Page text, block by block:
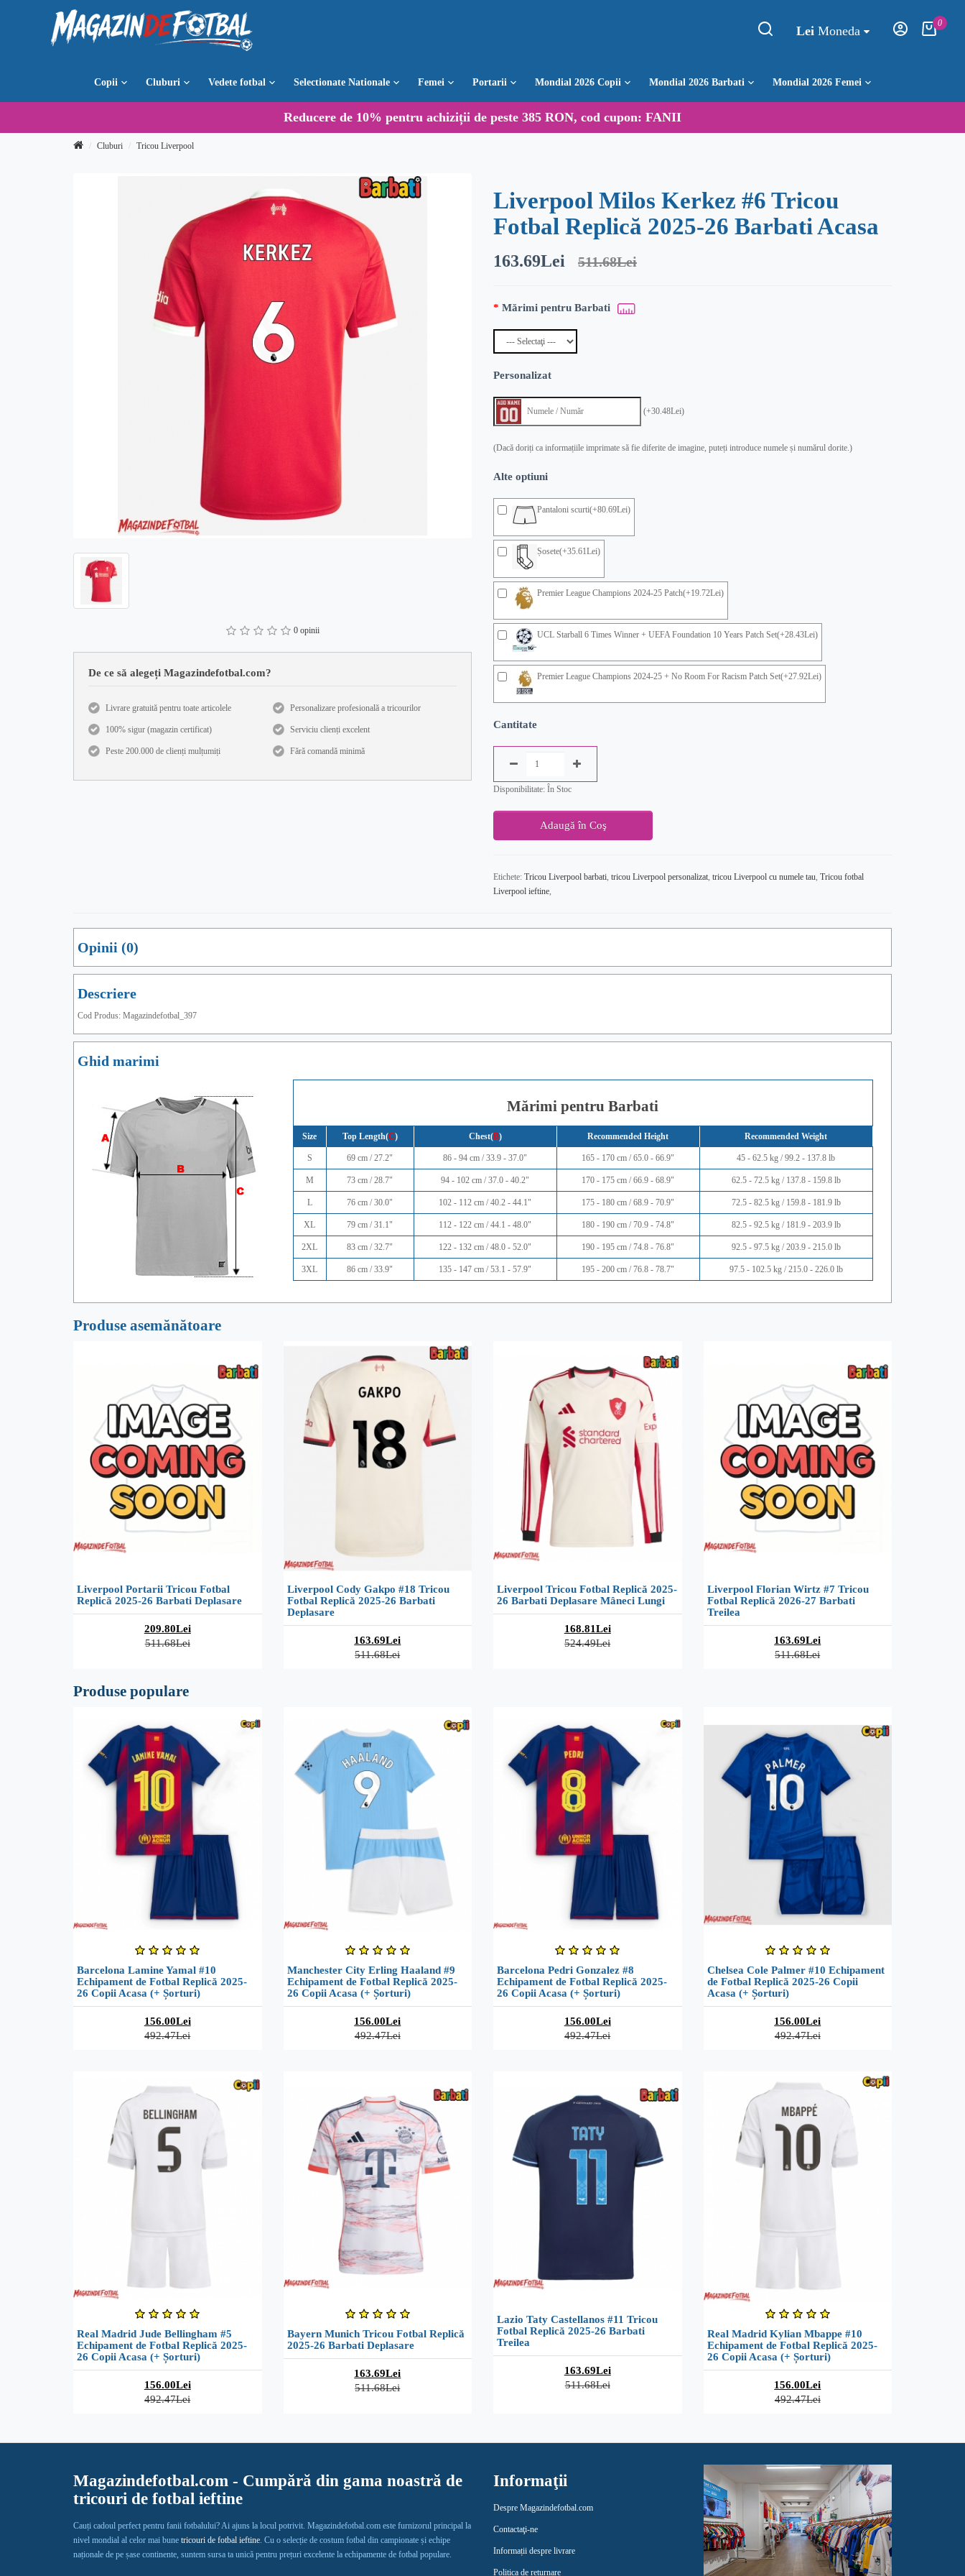
Lei Moneda
0
Copii Cluburi Vedete fotbal Selectionate Nationale Femei Portarii Mondial 2026 Copii Mondial 2026 Barbati Mondial 2026 Femei
Reducere de 10% pentru achiziții de peste 385 RON, cod cupon: FANII
Cluburi Tricou Liverpool
0 opinii
De ce să alegeți Magazindefotbal.com?
Livrare gratuită pentru toate articolele
100% sigur (magazin certificat)
Peste 200.000 de clienți mulțumiți
Personalizare profesională a tricourilor
Serviciu clienți excelent
Fără comandă minimă
Liverpool Milos Kerkez #6 Tricou
Fotbal Replică 2025-26 Barbati Acasa
163.69Lei 511.68Lei
Mărimi pentru Barbati
Personalizat
(+30.48Lei)
(Dacă doriți ca informațiile imprimate să fie diferite de imagine, puteți introduce numele și numărul dorite.)
Alte optiuni
Pantaloni scurti(+80.69Lei)
Șosete(+35.61Lei)
Premier League Champions 2024-25 Patch(+19.72Lei)
UCL Starball 6 Times Winner + UEFA Foundation 10 Years Patch Set(+28.43Lei)
Premier League Champions 2024-25 + No Room For Racism Patch Set(+27.92Lei)
Cantitate
Disponibilitate: În Stoc
Adaugă în Coş
Etichete: Tricou Liverpool barbati, tricou Liverpool personalizat, tricou Liverpool cu numele tau, Tricou fotbal
Liverpool ieftine,
Opinii (0)
Descriere
Cod Produs: Magazindefotbal_397
Ghid marimi
Mărimi pentru Barbati
Size Top Length(C) Chest(B) Recommended Height Recommended Weight
S 69 cm / 27.2" 86 - 94 cm / 33.9 - 37.0" 165 - 170 cm / 65.0 - 66.9" 45 - 62.5 kg / 99.2 - 137.8 lb
M 73 cm / 28.7" 94 - 102 cm / 37.0 - 40.2" 170 - 175 cm / 66.9 - 68.9" 62.5 - 72.5 kg / 137.8 - 159.8 lb
L 76 cm / 30.0" 102 - 112 cm / 40.2 - 44.1" 175 - 180 cm / 68.9 - 70.9" 72.5 - 82.5 kg / 159.8 - 181.9 lb
XL 79 cm / 31.1" 112 - 122 cm / 44.1 - 48.0" 180 - 190 cm / 70.9 - 74.8" 82.5 - 92.5 kg / 181.9 - 203.9 lb
2XL 83 cm / 32.7" 122 - 132 cm / 48.0 - 52.0" 190 - 195 cm / 74.8 - 76.8" 92.5 - 97.5 kg / 203.9 - 215.0 lb
3XL 86 cm / 33.9" 135 - 147 cm / 53.1 - 57.9" 195 - 200 cm / 76.8 - 78.7" 97.5 - 102.5 kg / 215.0 - 226.0 lb
Produse asemănătoare
Liverpool Portarii Tricou Fotbal
Replică 2025-26 Barbati Deplasare
209.80Lei
511.68Lei
Liverpool Cody Gakpo #18 Tricou
Fotbal Replică 2025-26 Barbati
Deplasare
163.69Lei
511.68Lei
Liverpool Tricou Fotbal Replică 2025-
26 Barbati Deplasare Mâneci Lungi
168.81Lei
524.49Lei
Liverpool Florian Wirtz #7 Tricou
Fotbal Replică 2026-27 Barbati
Treilea
163.69Lei
511.68Lei
Produse populare
Barcelona Lamine Yamal #10
Echipament de Fotbal Replică 2025-
26 Copii Acasa (+ Șorturi)
156.00Lei
492.47Lei
Manchester City Erling Haaland #9
Echipament de Fotbal Replică 2025-
26 Copii Acasa (+ Șorturi)
156.00Lei
492.47Lei
Barcelona Pedri Gonzalez #8
Echipament de Fotbal Replică 2025-
26 Copii Acasa (+ Șorturi)
156.00Lei
492.47Lei
Chelsea Cole Palmer #10 Echipament
de Fotbal Replică 2025-26 Copii
Acasa (+ Șorturi)
156.00Lei
492.47Lei
Real Madrid Jude Bellingham #5
Echipament de Fotbal Replică 2025-
26 Copii Acasa (+ Șorturi)
156.00Lei
492.47Lei
Bayern Munich Tricou Fotbal Replică
2025-26 Barbati Deplasare
163.69Lei
511.68Lei
Lazio Taty Castellanos #11 Tricou
Fotbal Replică 2025-26 Barbati
Treilea
163.69Lei
511.68Lei
Real Madrid Kylian Mbappe #10
Echipament de Fotbal Replică 2025-
26 Copii Acasa (+ Șorturi)
156.00Lei
492.47Lei
Magazindefotbal.com - Cumpără din gama noastră de
tricouri de fotbal ieftine
Cauți cadoul perfect pentru fanii fotbalului? Ai ajuns la locul potrivit. Magazindefotbal.com este furnizorul principal la
nivel mondial al celor mai bune tricouri de fotbal ieftine. Cu o selecție de costum fotbal din campionate și echipe
naționale de pe șase continente, suntem sursa ta unică pentru prețuri excelente la echipamente de fotbal populare.
Informaţii
Despre Magazindefotbal.com
Contactaţi-ne
Informații despre livrare
Politica de returnare